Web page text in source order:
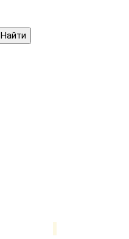
Найти